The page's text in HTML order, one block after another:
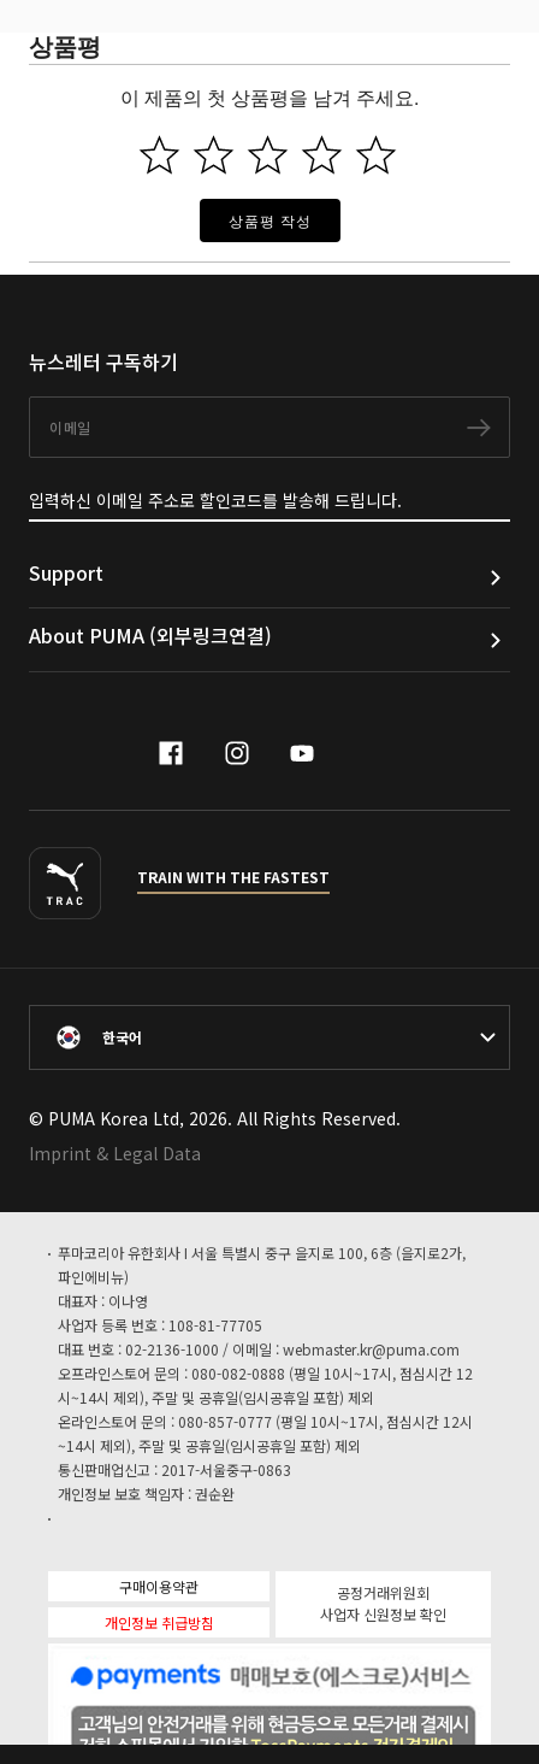
상품평
이 제품의 첫 상품평을 남겨 주세요.
상품평 작성
뉴스레터 구독하기
구독
입력하신 이메일 주소로 할인코드를 발송해 드립니다.
Support
About PUMA (외부링크연결)
facebook
instagram
youtube
TRAIN WITH THE FASTEST
한국어
© PUMA Korea Ltd, 2026. All Rights Reserved.
Imprint & Legal Data
푸마코리아 유한회사 I 서울 특별시 중구 을지로 100, 6층 (을지로2가,
파인에비뉴)
대표자 : 이나영
사업자 등록 번호 : 108-81-77705
대표 번호 : 02-2136-1000 / 이메일 :webmaster.kr@puma.com
오프라인스토어 문의 : 080-082-0888 (평일 10시~17시, 점심시간 12
시~14시 제외), 주말 및 공휴일(임시공휴일 포함) 제외
온라인스토어 문의 : 080-857-0777 (평일 10시~17시, 점심시간 12시
~14시 제외), 주말 및 공휴일(임시공휴일 포함) 제외
통신판매업신고 : 2017-서울중구-0863
개인정보 보호 책임자 : 권순완
구매이용약관
개인정보 취급방침
공정거래위원회
사업자 신원정보 확인